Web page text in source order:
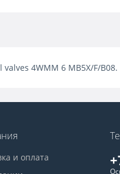
4WMM 6 MB5X/F/B08.
и оплата